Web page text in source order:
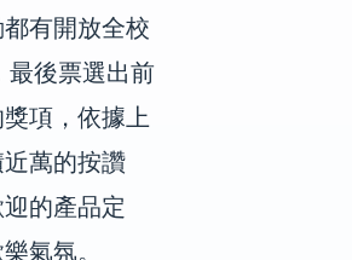
有開放全校
最後票選出前
項，依據上
萬的按讚
的產品定
氣氛。